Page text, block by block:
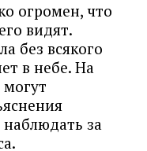
огромен, что
видят.
без всякого
в небе. На
наблюдать за